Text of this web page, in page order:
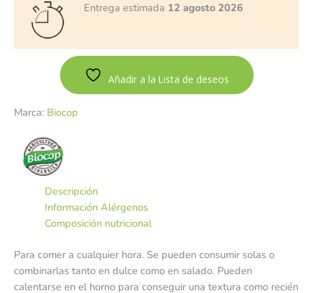
Entrega estimada 12 agosto 2026
Añadir a la Lista de deseos
Marca: Biocop
Descripción
Información Alérgenos
Composición nutricional
Para comer a cualquier hora. Se pueden consumir solas o
combinarlas tanto en dulce como en salado. Pueden
calentarse en el horno para conseguir una textura como recién